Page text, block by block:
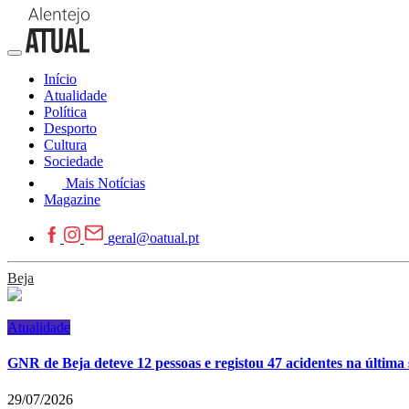
Início
Atualidade
Política
Desporto
Cultura
Sociedade
Mais Notícias
Magazine
geral@oatual.pt
Beja
Atualidade
GNR de Beja deteve 12 pessoas e registou 47 acidentes na última
29/07/2026